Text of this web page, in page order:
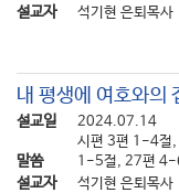
주어 사람들에게 나누
사람에게 나누시매
명이었더라”라고 기
우리는 이 사건 중에서
“축사”하신 장면에 초
지금 예수님 앞에는 배
설교자 석기현 은퇴목사
내 평생에 여호와의
설교일 2024.07.14
말씀
시편 3편 1-4절,
1-5절, 27편 4-
설교자 석기현 은퇴목사